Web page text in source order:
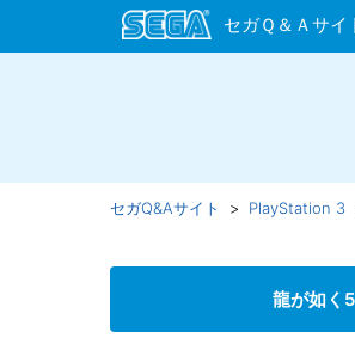
セガQ&Aサイト PlayStation 3
龍が如く5